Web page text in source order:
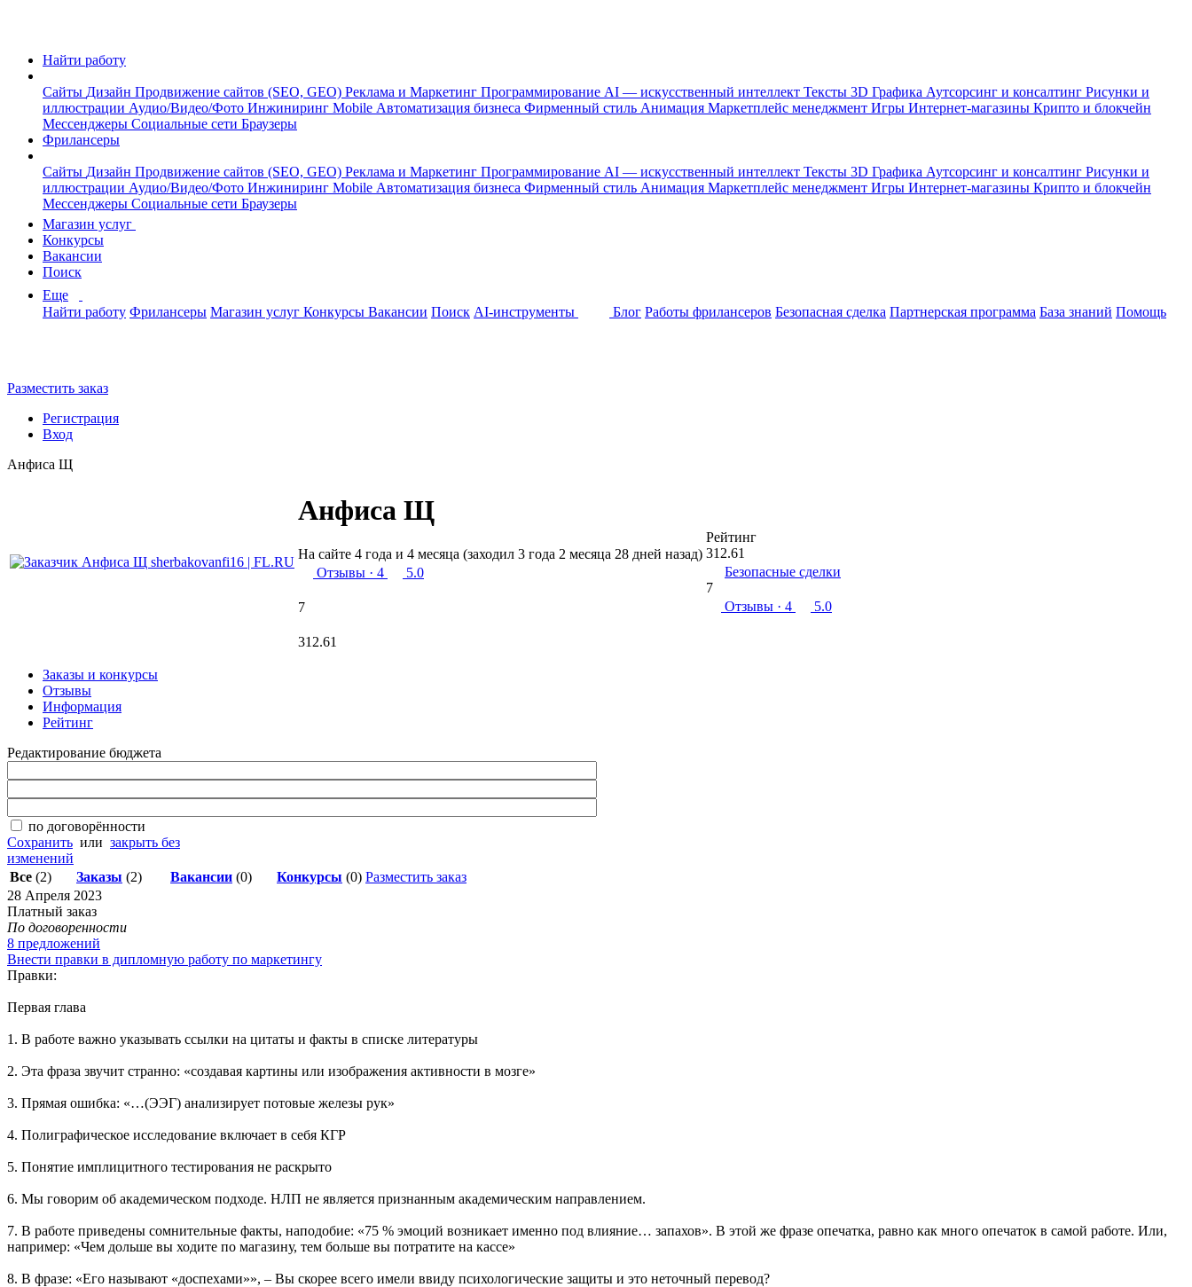
Найти работу
Сайты Дизайн Продвижение сайтов (SEO, GEO) Реклама и Маркетинг Программирование AI — искусственный интеллект Тексты 3D Графика Аутсорсинг и консалтинг Рисунки и
иллюстрации Аудио/Видео/Фото Инжиниринг Mobile Автоматизация бизнеса Фирменный стиль Анимация Маркетплейс менеджмент Игры Интернет-магазины Крипто и блокчейн
Мессенджеры Социальные сети Браузеры
Фрилансеры
Сайты Дизайн Продвижение сайтов (SEO, GEO) Реклама и Маркетинг Программирование AI — искусственный интеллект Тексты 3D Графика Аутсорсинг и консалтинг Рисунки и
иллюстрации Аудио/Видео/Фото Инжиниринг Mobile Автоматизация бизнеса Фирменный стиль Анимация Маркетплейс менеджмент Игры Интернет-магазины Крипто и блокчейн
Мессенджеры Социальные сети Браузеры
Магазин услуг
Конкурсы
Вакансии
Поиск
Еще
Найти работу Фрилансеры Магазин услуг Конкурсы Вакансии Поиск AI-инструменты Блог Работы фрилансеров Безопасная сделка Партнерская программа База знаний Помощь
Разместить заказ
Регистрация
Вход
Анфиса Щ
Анфиса Щ
На сайте 4 года и 4 месяца (заходил 3 года 2 месяца 28 дней назад)
Отзывы · 4 5.0
7
312.61
Рейтинг
312.61
Безопасные сделки
7
Отзывы · 4 5.0
Заказы и конкурсы
Отзывы
Информация
Рейтинг
Редактирование бюджета
по договорённости
Сохранить или закрыть без
изменений
Все (2) Заказы (2) Вакансии (0) Конкурсы (0) Разместить заказ
28 Апреля 2023
Платный заказ
По договоренности
8 предложений
Внести правки в дипломную работу по маркетингу
Правки:
Первая глава
1. В работе важно указывать ссылки на цитаты и факты в списке литературы
2. Эта фраза звучит странно: «создавая картины или изображения активности в мозге»
3. Прямая ошибка: «…(ЭЭГ) анализирует потовые железы рук»
4. Полиграфическое исследование включает в себя КГР
5. Понятие имплицитного тестирования не раскрыто
6. Мы говорим об академическом подходе. НЛП не является признанным академическим направлением.
7. В работе приведены сомнительные факты, наподобие: «75 % эмоций возникает именно под влияние… запахов». В этой же фразе опечатка, равно как много опечаток в самой работе. Или,
например: «Чем дольше вы ходите по магазину, тем больше вы потратите на кассе»
8. В фразе: «Его называют «доспехами»», – Вы скорее всего имели ввиду психологические защиты и это неточный перевод?